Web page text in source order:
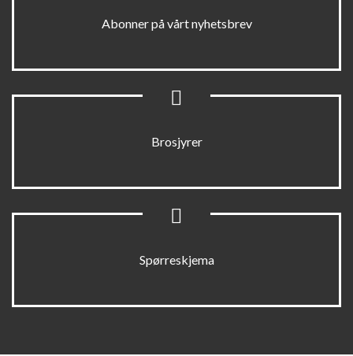
Abonner på vårt nyhetsbrev
Brosjyrer
Spørreskjema